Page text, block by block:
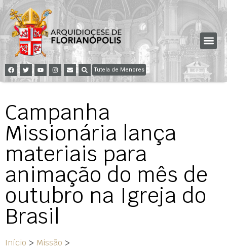
Tutela de Menores
Campanha
Missionária lança
materiais para
animação do mês de
outubro na Igreja do
Brasil
Início > Missão >